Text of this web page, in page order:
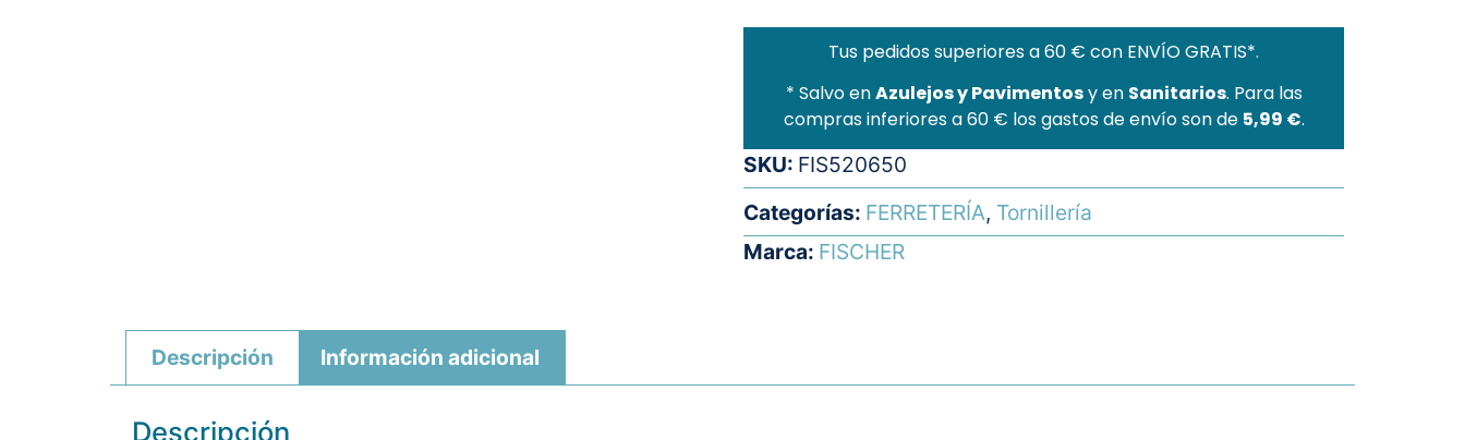
Tus pedidos superiores a 60 € con ENVÍO GRATIS*.
* Salvo enAzulejos y Pavimentosy en Sanitarios. Para las
compras inferiores a 60 € los gastos de envío son de 5,99 €.
SKU: FIS520650
Categorías: FERRETERÍA, Tornillería
Marca: FISCHER
Descripción Información adicional
Descripción